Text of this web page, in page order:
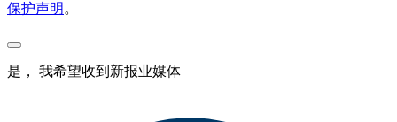
保护声明。
是， 我希望收到新报业媒体